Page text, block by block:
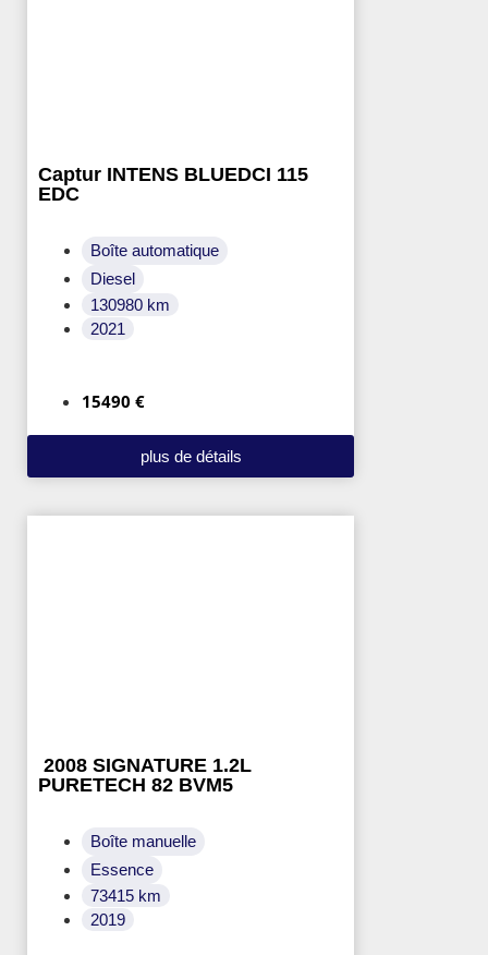
Captur INTENS BLUEDCI 115
EDC
Boîte automatique
Diesel
130980 km
2021
15490 €
plus de détails
2008 SIGNATURE 1.2L
PURETECH 82 BVM5
Boîte manuelle
Essence
73415 km
2019